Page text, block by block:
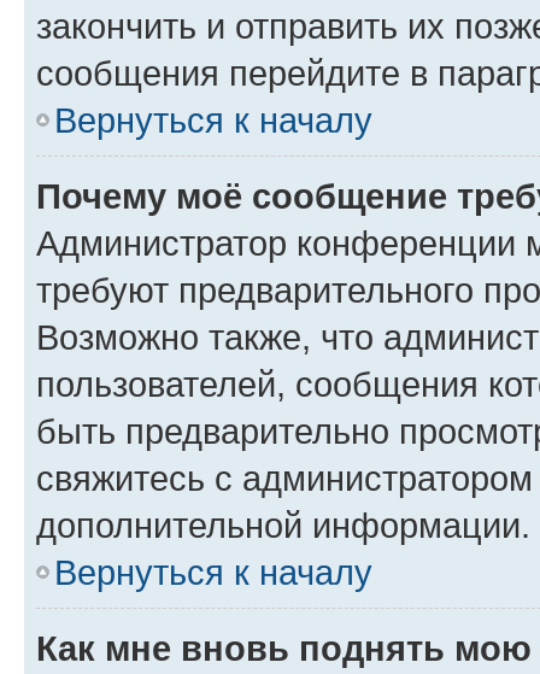
закончить и отправить их
сообщения перейдите в
Вернуться к началу
Почему моё сообщение
Администратор конференции
требуют предварительного
Возможно также, что
пользователей, сообщения
быть предварительно
свяжитесь с
дополнительной информации.
Вернуться к началу
Как мне вновь поднять мою